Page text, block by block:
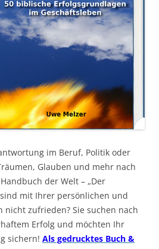
im Beruf, Politik oder
Glauben und mehr nach
der Welt – „Der
sind mit Ihrer persönlichen und
nicht zufrieden? Sie suchen nach
Erfolg und möchten Ihr
sichern! Als gedrucktes Buch &